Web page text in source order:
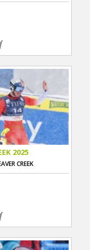
2025
CREEK